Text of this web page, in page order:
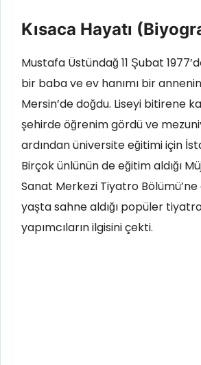
Kısaca Hayatı
Mustafa Üstündağ 11 Şubat
bir baba ve ev hanımı bir
Mersin’de doğdu. Liseyi bitirene
şehirde öğrenim gördü ve
ardından üniversite eğitimi için
Birçok ünlünün de eğitim aldığı
Sanat Merkezi Tiyatro Bölümü’ne
yaşta sahne aldığı popüler
yapımcıların ilgisini çekti.